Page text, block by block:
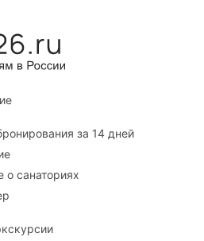
за 14 дней
о санаториях